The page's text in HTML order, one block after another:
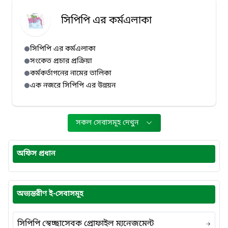
সিপিপি এর কর্মএলাকা
সিপিপি এর কর্মএলাকা
সংকেত প্রচার প্রক্রিয়া
কর্মকর্তাগনের নামের তালিকা
এক নজরে সিপিপি এর উন্নয়ন
সকল সেবাসমূহ দেখুন
অফিস প্রধান
অভ্যন্তরীণ ই-সেবাসমূহ
সিপিপি স্বেচ্ছাসেবক প্রোফাইল ম্যনেজমেন্ট